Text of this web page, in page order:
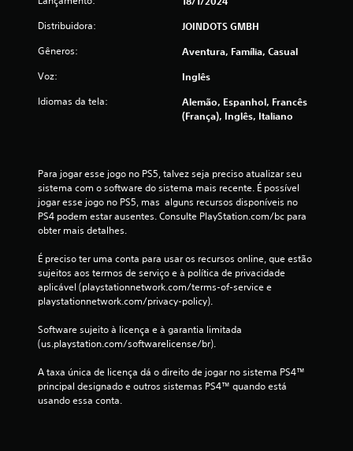
i
i
a
ç
õ
e
Distribuidora: JOINDOTS GMBH
Gêneros: Aventura, Família, Casual
Voz: Inglês
Idiomas da tela:
Alemão, Espanhol, Francês
(França), Inglês, Italiano
Para jogar esse jogo no PS5, talvez seja preciso atualizar seu
sistema com o software do sistema mais recente. É possível
jogar esse jogo no PS5, mas  alguns recursos disponíveis no
PS4 podem estar ausentes. Consulte PlayStation.com/bc para
obter mais detalhes.
É preciso ter uma conta para usar os recursos online, que estão
sujeitos aos termos de serviço e à política de privacidade
aplicável (playstationnetwork.com/terms-of-service e
playstationnetwork.com/privacy-policy).
Software sujeito à licença e à garantia limitada
(us.playstation.com/softwarelicense/br).
A taxa única de licença dá o direito de jogar no sistema PS4™
principal designado e outros sistemas PS4™ quando está
usando essa conta.